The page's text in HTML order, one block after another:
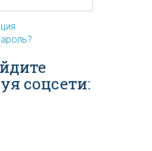
соцсети: